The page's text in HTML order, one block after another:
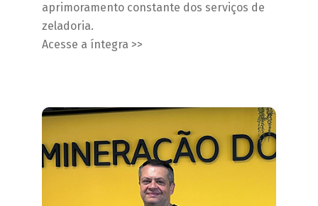
aprimoramento constante dos serviços de
zeladoria.
Acesse a íntegra >>